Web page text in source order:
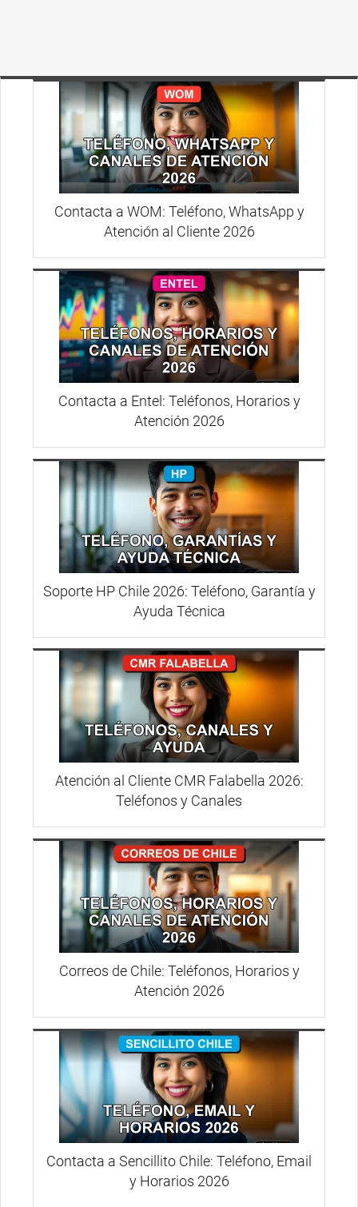
Contacta a WOM: Teléfono, WhatsApp y
Atención al Cliente 2026
Contacta a Entel: Teléfonos, Horarios y
Atención 2026
Soporte HP Chile 2026: Teléfono, Garantía y
Ayuda Técnica
Atención al Cliente CMR Falabella 2026:
Teléfonos y Canales
Correos de Chile: Teléfonos, Horarios y
Atención 2026
Contacta a Sencillito Chile: Teléfono, Email
y Horarios 2026